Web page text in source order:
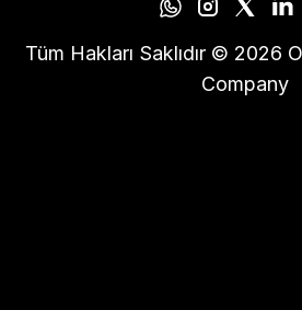
Tüm Hakları Saklıdır © 2026
Company